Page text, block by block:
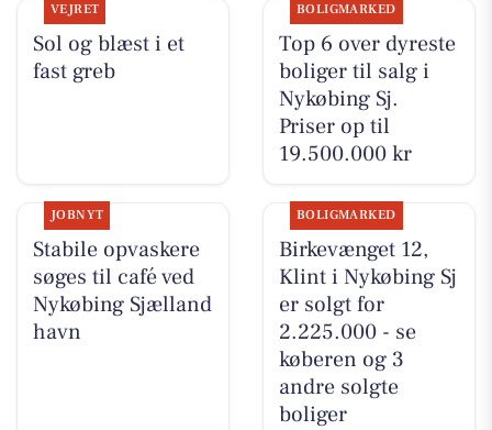
VEJRET
Sol og blæst i et
fast greb
BOLIGMARKED
Top 6 over dyreste
boliger til salg i
Nykøbing Sj.
Priser op til
19.500.000 kr
JOBNYT
Stabile opvaskere
søges til café ved
Nykøbing Sjælland
havn
BOLIGMARKED
Birkevænget 12,
Klint i Nykøbing Sj
er solgt for
2.225.000 - se
køberen og 3
andre solgte
boliger